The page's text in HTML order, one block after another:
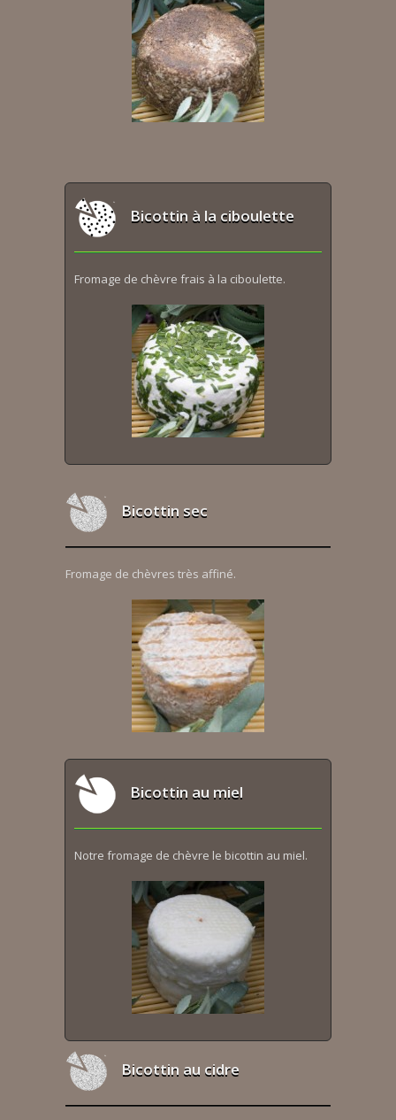
Bicottin à la ciboulette
Fromage de chèvre frais à la ciboulette.
Bicottin sec
Fromage de chèvres très affiné.
Bicottin au miel
Notre fromage de chèvre le bicottin au miel.
Bicottin au cidre